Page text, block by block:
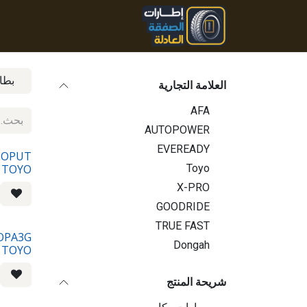
تخطي للذهاب إلى المحتوى
العلامة التجارية
AFA
AUTOPOWER
EVEREADY
Toyo
X-PRO
GOODRIDE
TRUE FAST
Dongah
شريحة المنتج
TOYO
TOYO